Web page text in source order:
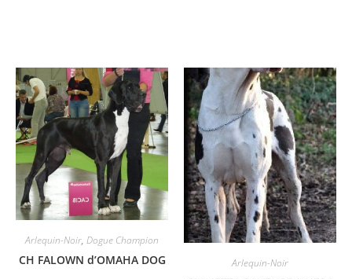
Arlequin-Noir, Dogue Champion
CH FALOWN d’OMAHA DOG Arlequin-Noir